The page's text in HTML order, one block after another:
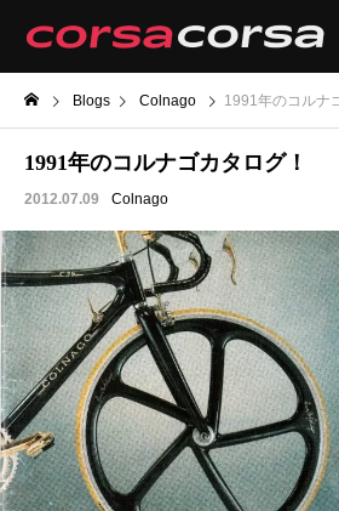
Blogs Colnago 1991年のコルナ
1991年のコルナゴカタログ！
2012.07.09 Colnago